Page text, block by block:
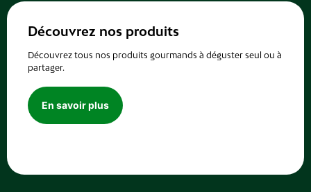
Découvrez nos produits
Découvrez tous nos produits gourmands à déguster seul ou à
partager.
En savoir plus